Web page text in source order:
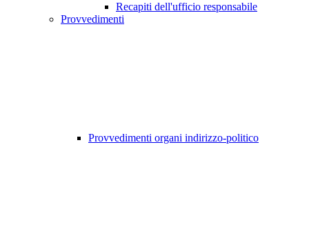
Recapiti dell'ufficio responsabile
Provvedimenti
Provvedimenti organi indirizzo-politico